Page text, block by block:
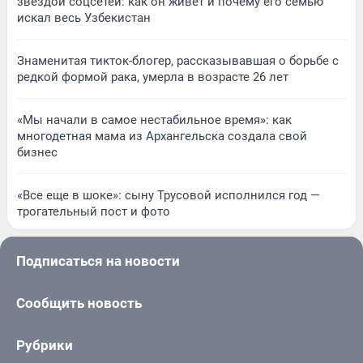
искал весь Узбекистан
Знаменитая тикток-блогер, рассказывавшая о борьбе с
редкой формой рака, умерла в возрасте 26 лет
«Мы начали в самое нестабильное время»: как
многодетная мама из Архангельска создала свой
бизнес
«Все еще в шоке»: сыну Трусовой исполнился год —
трогательный пост и фото
Подписаться на новости
Сообщить новость
Рубрики